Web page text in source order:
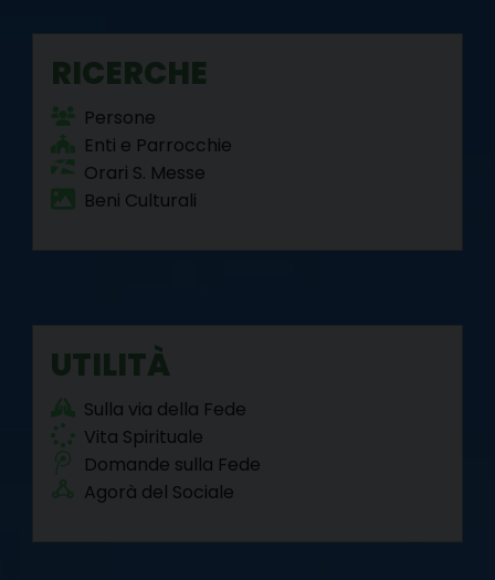
RICERCHE
Persone
Enti e Parrocchie
Orari S. Messe
Beni Culturali
UTILITÀ
Sulla via della Fede
Vita Spirituale
Domande sulla Fede
Agorà del Sociale